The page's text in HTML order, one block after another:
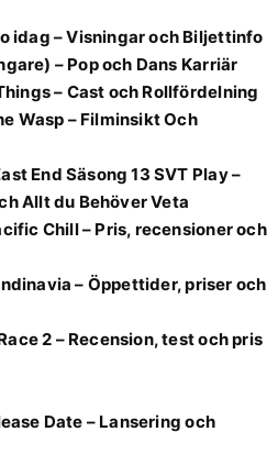
idag – Visningar och Biljettinfo
– Pop och Dans Karriär
– Cast och Rollfördelning
Wasp – Filminsikt Och
End Säsong 13 SVT Play –
Allt du Behöver Veta
Chill – Pris, recensioner och
– Öppettider, priser och
2 – Recension, test och pris
Date – Lansering och